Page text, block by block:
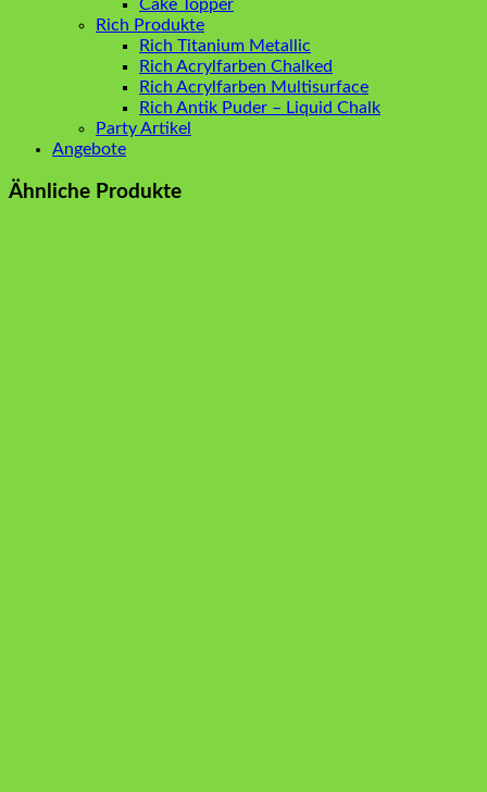
Cake Topper
Rich Produkte
Rich Titanium Metallic
Rich Acrylfarben Chalked
Rich Acrylfarben Multisurface
Rich Antik Puder – Liquid Chalk
Party Artikel
Angebote
Ähnliche Produkte